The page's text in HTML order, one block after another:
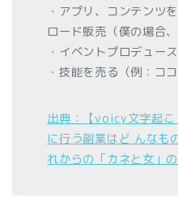
・アプリ、コンテンツ
ロード販売（僕の場合、
・イベントプロデュー
・技能を売る（例：コ
出典：【voicy文字起
に行う副業はど んなも
れからの「カネと女」の